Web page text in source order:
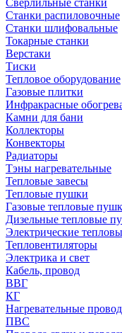
Сверлильные станки
Станки распиловочные
Станки шлифовальные
Токарные станки
Верстаки
Тиски
Тепловое оборудование
Газовые плитки
Инфракрасные
Камни для бани
Коллекторы
Конвекторы
Радиаторы
Тэны нагревательные
Тепловые завесы
Тепловые пушки
Газовые тепловые
Дизельные тепловые
Электрические
Тепловентиляторы
Электрика и свет
Кабель, провод
ВВГ
КГ
Нагревательные
ПВС